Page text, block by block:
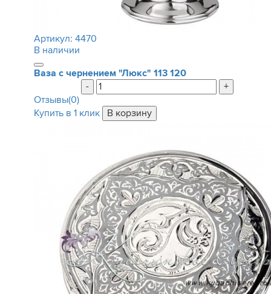
Артикул: 4470
В наличии
Ваза с чернением "Люкс" 113 120
-
+
Отзывы(0)
Купить в 1 клик